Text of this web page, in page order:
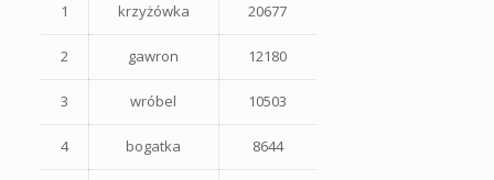
1 krzyżówka 20677
2 gawron 12180
3 wróbel 10503
4 bogatka 8644